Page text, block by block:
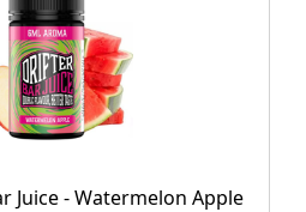
Juice - Watermelon Apple